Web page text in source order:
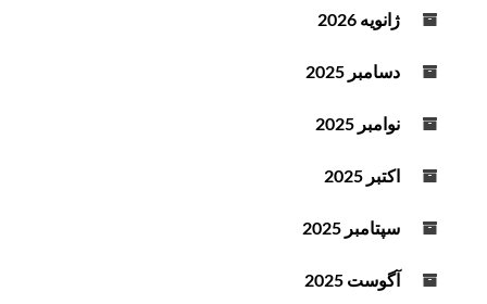
ژانویه 2026
دسامبر 2025
نوامبر 2025
اکتبر 2025
سپتامبر 2025
آگوست 2025